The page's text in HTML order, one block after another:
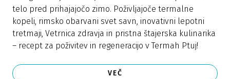
telo pred prihajajočo zimo. Poživljajoče termalne
kopeli, rimsko obarvani svet savn, inovativni lepotni
tretmaji, Vetrnica zdravja in pristna štajerska kulinarika
– recept za poživitev in regeneracijo v Termah Ptuj!
VEČ